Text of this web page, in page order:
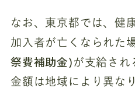
なお、東京都では、健
加入者が亡くなられた
祭費補助金) が支給され
金額は地域により異な